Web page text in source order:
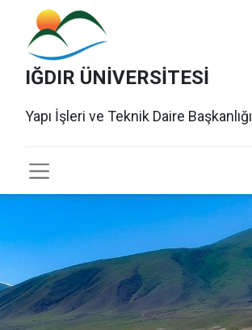
IĞDIR ÜNİVERSİTESİ
Yapı İşleri ve Teknik Daire Başkanlığı